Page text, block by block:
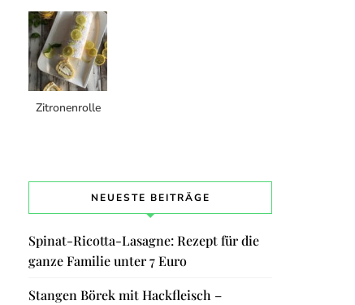
Zitronenrolle
NEUESTE BEITRÄGE
Spinat-Ricotta-Lasagne: Rezept für die
ganze Familie unter 7 Euro
Stangen Börek mit Hackfleisch –